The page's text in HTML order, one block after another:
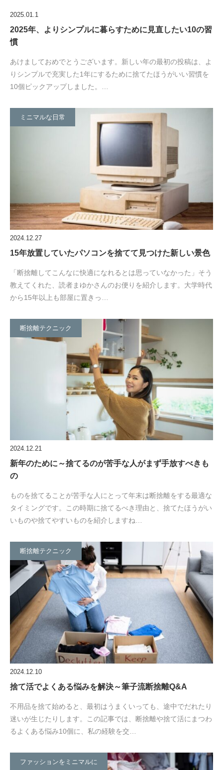
2025.01.1
2025年、よりシンプルに暮らすために見直したい10の習
慣
あけましておめでとうございます。新しい年の最初の投稿は、よ
りシンプルで充実した1年にするために捨てたほうがいい習慣を
10個ピックアップしました。…
ミニマルな日常
2024.12.27
15年放置していたパソコンを捨てて見つけた新しい景色
「断捨離してこんなに快適になれるとは思っていなかった」そう
教えてくれた、読者まゆかさんのお便りを紹介します。大学時代
から15年以上も部屋に置きっ…
断捨離テクニック
2024.12.21
新年のために～捨てるのが苦手な人がまず手放すべきも
の
ものを捨てることが苦手な人にとって年末は断捨離をする最適な
タイミングです。この時期に捨てるべき理由と、捨てたほうがい
いものや捨てやすいものを紹介しますね…
断捨離テクニック
2024.12.10
捨て活でよくある悩みを解決～筆子流断捨離Q&A
不用品を捨て始めると、最初はうまくいっても、途中でだれたり
迷いが生じたりします。この記事では、断捨離や捨て活にまつわ
るよくある悩み10個に、私の経験を交…
ファッションをミニマルに